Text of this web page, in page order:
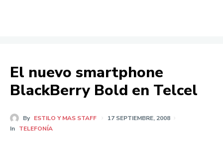
El nuevo smartphone
BlackBerry Bold en Telcel
By ESTILO Y MAS STAFF
17 SEPTIEMBRE, 2008
In TELEFONÍA